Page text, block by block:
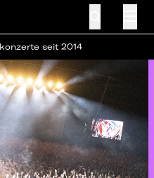
seit 2014